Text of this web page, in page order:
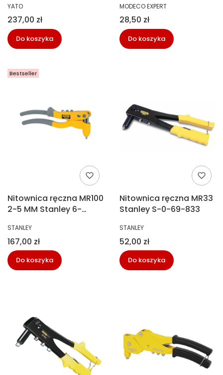
PRODUCENT
YATO
Cena
237,00 zł
Do koszyka
PRODUCENT
MODECO EXPERT
Cena
28,50 zł
Do koszyka
Bestseller
Nitownica ręczna MR100
2-5 MM Stanley 6-
PRODUCENT
STANLEY
Cena
167,00 zł
Do koszyka
Nitownica ręczna MR33
Stanley S-0-69-833
PRODUCENT
STANLEY
Cena
52,00 zł
Do koszyka